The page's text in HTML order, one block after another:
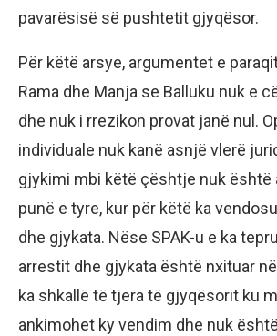
pavarësisë së pushtetit gjyqësor.
Për këtë arsye, argumentet e
Rama dhe Manja se Balluku nuk e
dhe nuk i rrezikon provat janë nul.
individuale nuk kanë asnjë vlerë
gjykimi mbi këtë çështje nuk
punë e tyre, kur për këtë ka
dhe gjykata. Nëse SPAK-u e ka
arrestit dhe gjykata është nxituar
ka shkallë të tjera të gjyqësorit ku
ankimohet ky vendim dhe nuk